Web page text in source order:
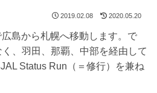
2019.02.08 2020.05.20
島から札幌へ移動します。で
、羽田、那覇、中部を経由して
Status Run（＝修行）を兼ね